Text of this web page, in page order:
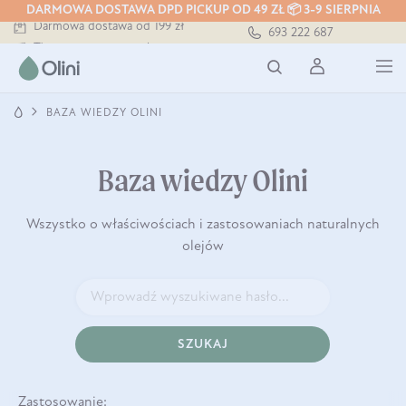
DARMOWA DOSTAWA DPD PICKUP OD 49 ZŁ 📦 3-9 SIERPNIA
Darmowa dostawa od 199 zł
Tłoczony zawsze na zimno
Darmowa dostawa od 199 zł
693 222 687
BAZA WIEDZY OLINI
Baza wiedzy Olini
Wszystko o właściwościach i zastosowaniach naturalnych
olejów
SZUKAJ
Zastosowanie: